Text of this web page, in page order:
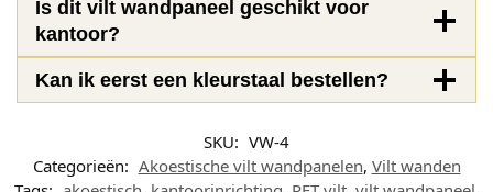
Is dit vilt wandpaneel geschikt voor
kantoor?
Kan ik eerst een kleurstaal bestellen?
SKU: VW-4
Categorieën: Akoestische vilt wandpanelen, Vilt wanden